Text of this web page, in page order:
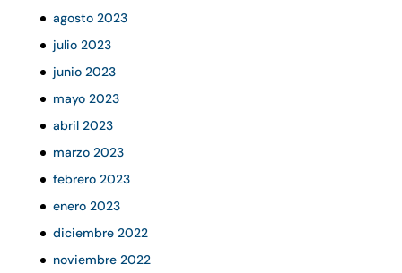
agosto 2023
julio 2023
junio 2023
mayo 2023
abril 2023
marzo 2023
febrero 2023
enero 2023
diciembre 2022
noviembre 2022